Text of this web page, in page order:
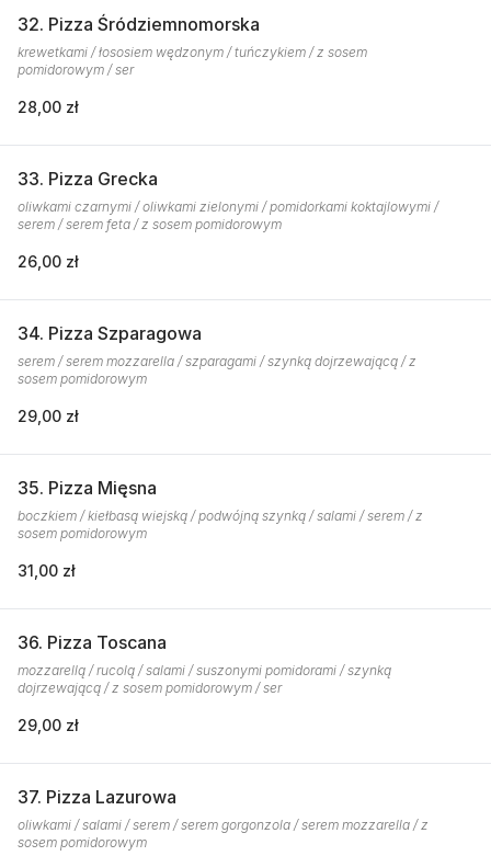
32. Pizza Śródziemnomorska
krewetkami / łososiem wędzonym / tuńczykiem / z sosem
pomidorowym / ser
28,00 zł
33. Pizza Grecka
oliwkami czarnymi / oliwkami zielonymi / pomidorkami koktajlowymi /
serem / serem feta / z sosem pomidorowym
26,00 zł
34. Pizza Szparagowa
serem / serem mozzarella / szparagami / szynką dojrzewającą / z
sosem pomidorowym
29,00 zł
35. Pizza Mięsna
boczkiem / kiełbasą wiejską / podwójną szynką / salami / serem / z
sosem pomidorowym
31,00 zł
36. Pizza Toscana
mozzarellą / rucolą / salami / suszonymi pomidorami / szynką
dojrzewającą / z sosem pomidorowym / ser
29,00 zł
37. Pizza Lazurowa
oliwkami / salami / serem / serem gorgonzola / serem mozzarella / z
sosem pomidorowym